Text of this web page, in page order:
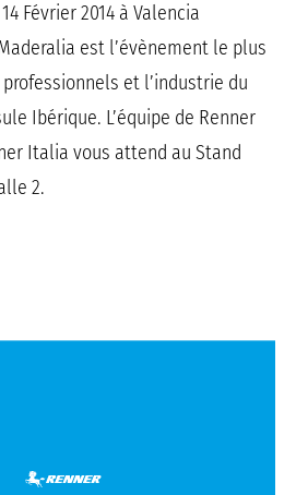
Février 2014 à Valencia
est l’évènement le plus
et l’industrie du
Ibérique. L’équipe de Renner
Italia vous attend au Stand
2.